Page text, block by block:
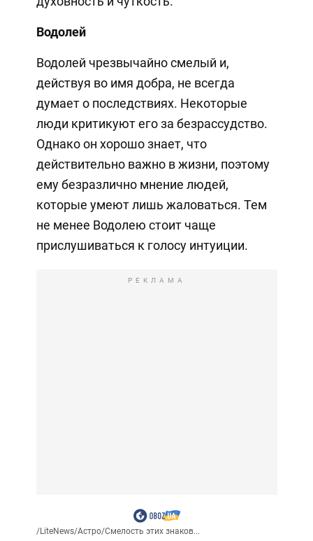
Водолей
Водолей чрезвычайно смелый и,
действуя во имя добра, не всегда
думает о последствиях. Некоторые
люди критикуют его за безрассудство.
Однако он хорошо знает, что
действительно важно в жизни, поэтому
ему безразлично мнение людей,
которые умеют лишь жаловаться. Тем
не менее Водолею стоит чаще
прислушиваться к голосу интуиции.
РЕКЛАМА
/LiteNews/Астро/Смелость этих знаков...